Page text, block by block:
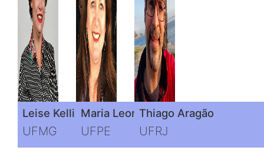
Leise Kelli de Oliveira
UFMG
Maria Leonor Alves Maia
UFPE
Thiago Aragão
UFRJ